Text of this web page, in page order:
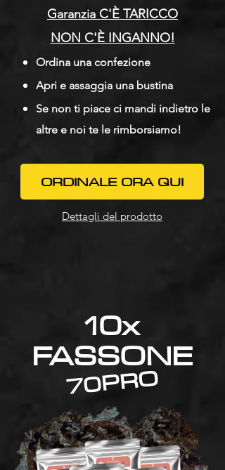
Garanzia C'È TARICCO
NON C'È INGANNO!​
Ordina una confezione
Apri e assaggia una bustina
Se non ti piace ci mandi indietro le
altre e noi te le rimborsiamo!
ORDINALE ORA QUI
Dettagli del prodotto
10x
70PRO
FASSONE